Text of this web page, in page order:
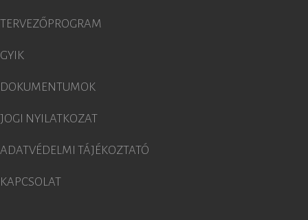
TERVEZŐPROGRAM
GYIK
DOKUMENTUMOK
JOGI NYILATKOZAT
ADATVÉDELMI TÁJÉKOZTATÓ
KAPCSOLAT